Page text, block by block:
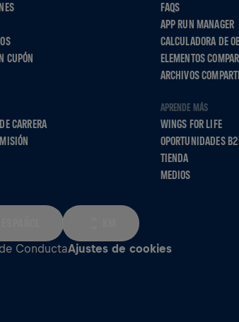
CUPÓN
FAQS
APP RUN MANAGER
CALCULADORA DE
ELEMENTOS
ARCHIVOS
CARRERA
APRENDE MÁS
WINGS FOR LIFE
OPORTUNIDADES
TIENDA
MEDIOS
ConductaAjustes de cookies